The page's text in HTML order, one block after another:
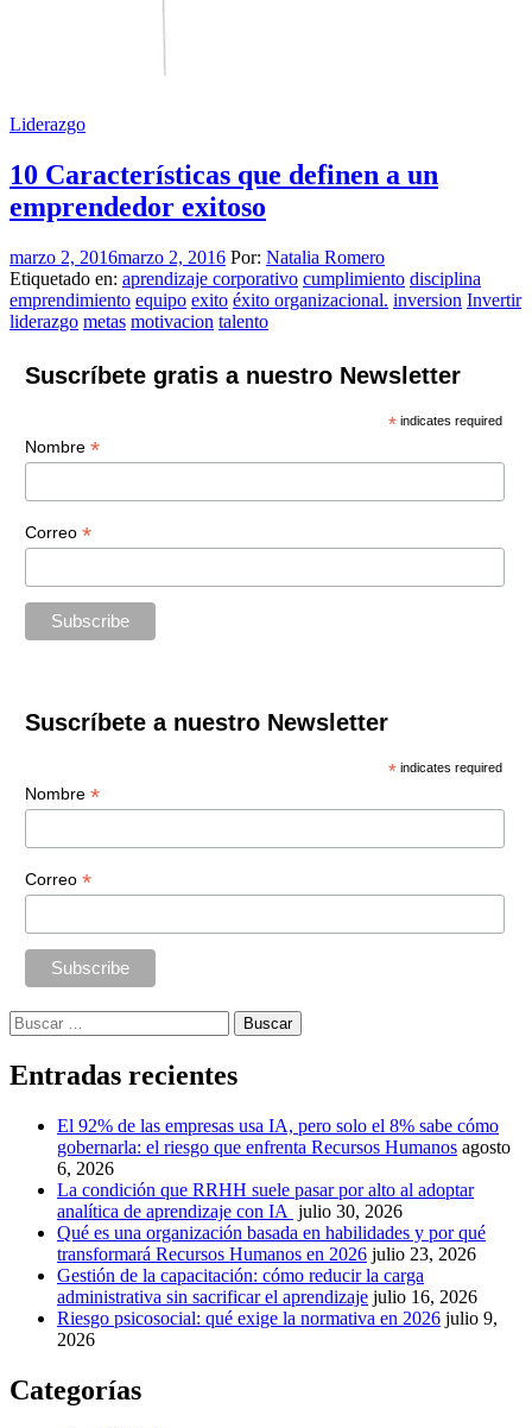
Liderazgo
10 Características que definen a un
emprendedor exitoso
marzo 2, 2016marzo 2, 2016 Por: Natalia Romero
Etiquetado en: aprendizaje corporativo cumplimiento disciplina
emprendimiento equipo exito éxito organizacional. inversion Invertir
liderazgo metas motivacion talento
Suscríbete gratis a nuestro Newsletter
* indicates required
Nombre *
Correo *
Suscríbete a nuestro Newsletter
* indicates required
Nombre *
Correo *
Buscar:
Entradas recientes
El 92% de las empresas usa IA, pero solo el 8% sabe cómo
gobernarla: el riesgo que enfrenta Recursos Humanos agosto
6, 2026
La condición que RRHH suele pasar por alto al adoptar
analítica de aprendizaje con IA julio 30, 2026
Qué es una organización basada en habilidades y por qué
transformará Recursos Humanos en 2026 julio 23, 2026
Gestión de la capacitación: cómo reducir la carga
administrativa sin sacrificar el aprendizaje julio 16, 2026
Riesgo psicosocial: qué exige la normativa en 2026 julio 9,
2026
Categorías